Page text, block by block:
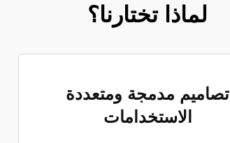
لماذا تختارنا؟
تصاميم مدمجة ومتعددة
الاستخدامات